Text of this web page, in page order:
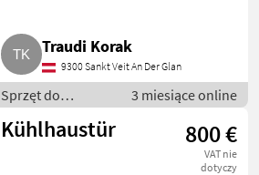
Traudi Korak
9300 Sankt Veit An Der Glan
Sprzęt do
sprzedaży
pośredniej / Inny
3 miesiące online
Kühlhaustür 800 €
VAT nie
dotyczy